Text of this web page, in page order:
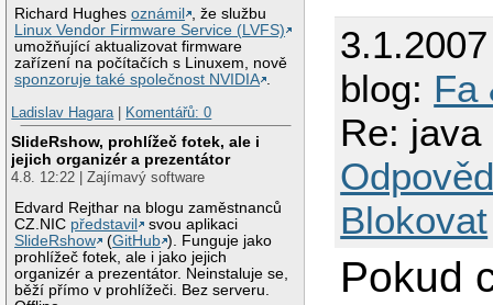
Richard Hughesoznámil
, že službu
Linux Vendor Firmware Service (LVFS)
umožňující aktualizovat firmware
zařízení na počítačích s Linuxem, nově
sponzoruje také společnost NVIDIA .
Ladislav Hagara| Komentářů: 0
SlideRshow, prohlížeč fotek, ale i
jejich organizér a prezentátor
4.8. 12:22 | Zajímavý software
Edvard Rejthar na blogu zaměstnanců
CZ.NIC představil
svou aplikaci
SlideRshow
(GitHub ). Funguje jako
prohlížeč fotek, ale i jako jejich
organizér a prezentátor. Neinstaluje se,
běží přímo v prohlížeči. Bez serveru.
blog: Fa
Re: java
Blokovat
Pokud